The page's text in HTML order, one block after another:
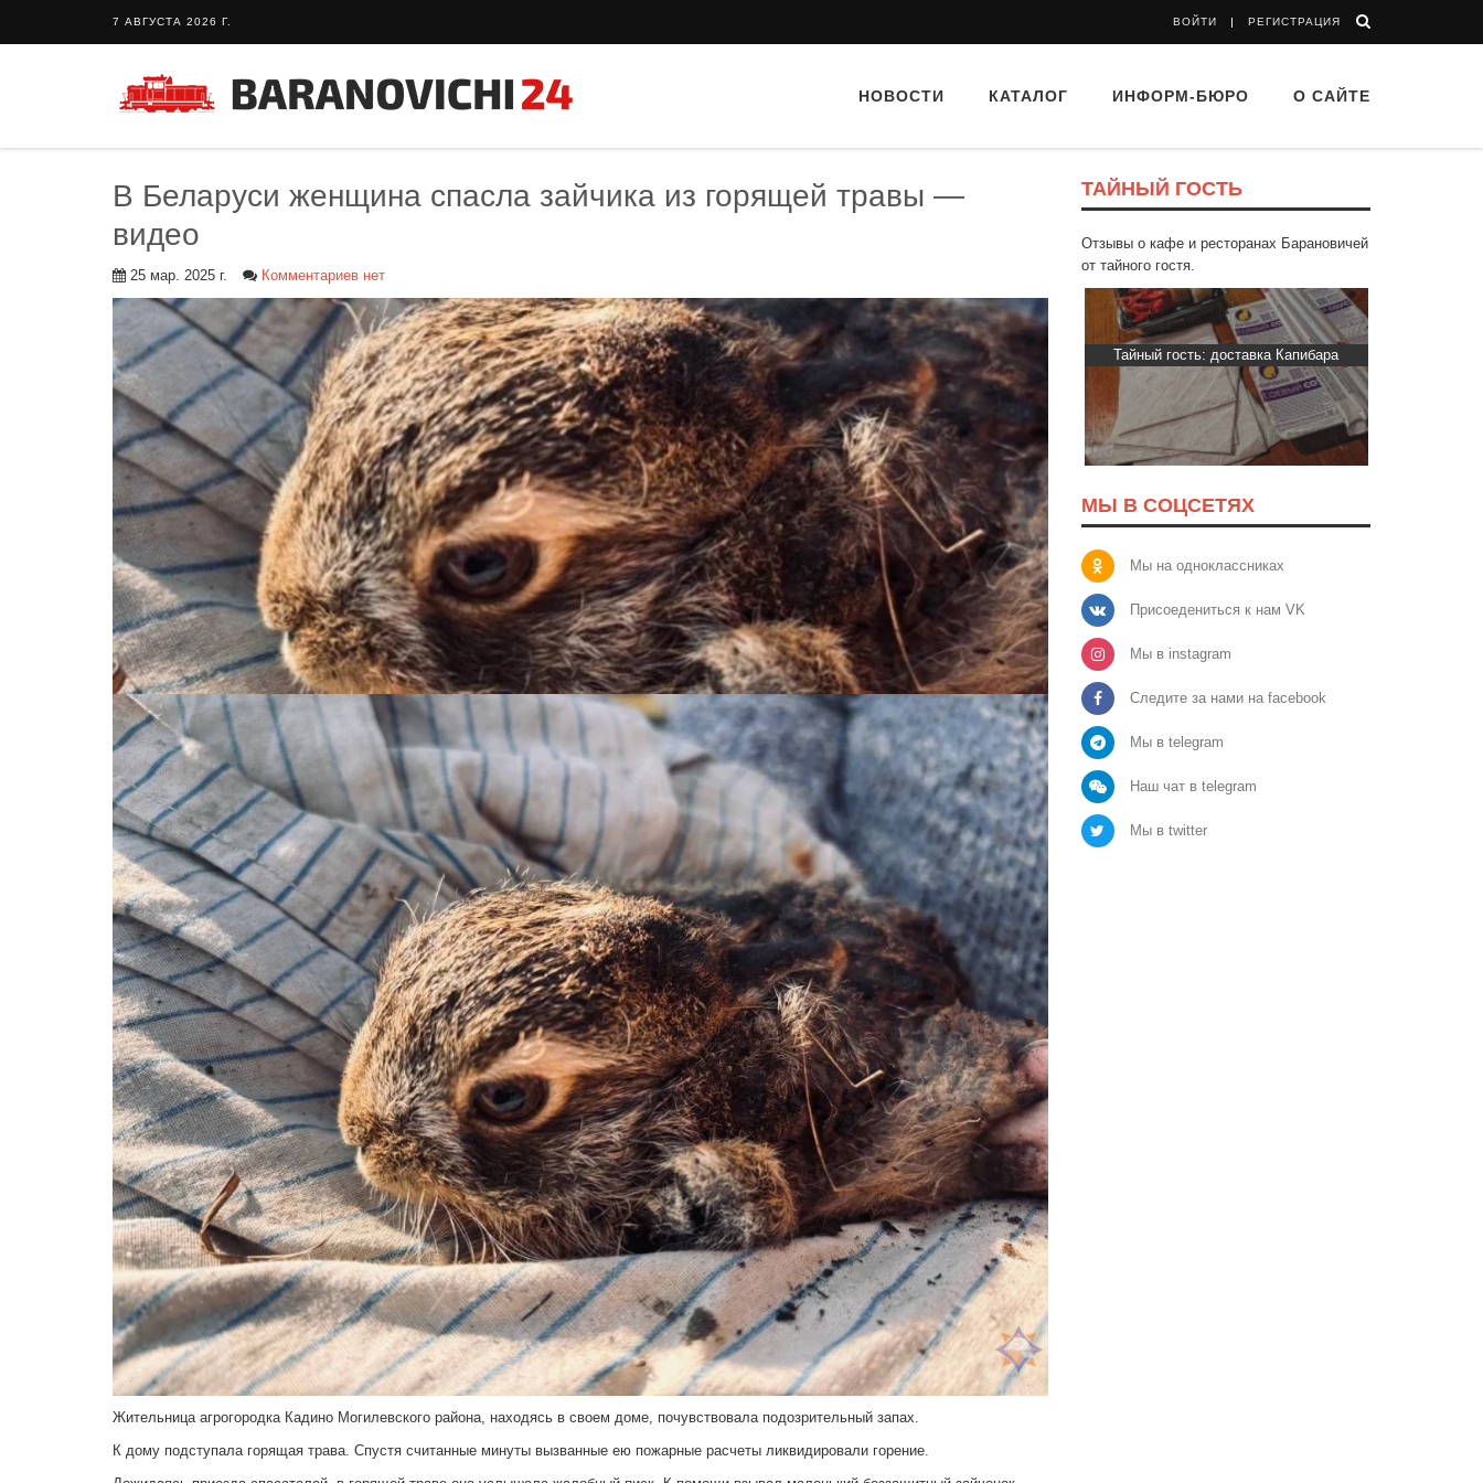
7 АВГУСТА 2026 Г. ВОЙТИ РЕГИСТРАЦИЯ
НОВОСТИ КАТАЛОГ ИНФОРМ-БЮРО О САЙТЕ
В Беларуси женщина спасла зайчика из горящей травы —
видео
25 мар. 2025 г. Комментариев нет
Жительница агрогородка Кадино Могилевского района, находясь в своем доме, почувствовала подозрительный запах.
К дому подступала горящая трава. Спустя считанные минуты вызванные ею пожарные расчеты ликвидировали горение.
ТАЙНЫЙ ГОСТЬ
Отзывы о кафе и ресторанах Барановичей
от тайного гостя.
Тайный гость: ресторан «Пиросмани» Тайный гость: доставка Капибара
МЫ В СОЦСЕТЯХ
Мы на одноклассниках
Присоедениться к нам VK
Мы в instagram
Следите за нами на facebook
Мы в telegram
Наш чат в telegram
Мы в twitter